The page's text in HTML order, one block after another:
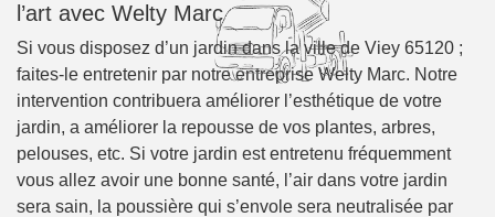
l’art avec Welty Marc
Si vous disposez d’un jardin dans la ville de Viey 65120 ;
faites-le entretenir par notre entreprise Welty Marc. Notre
intervention contribuera améliorer l’esthétique de votre
jardin, a améliorer la repousse de vos plantes, arbres,
pelouses, etc. Si votre jardin est entretenu fréquemment
vous allez avoir une bonne santé, l’air dans votre jardin
sera sain, la poussière qui s’envole sera neutralisée par